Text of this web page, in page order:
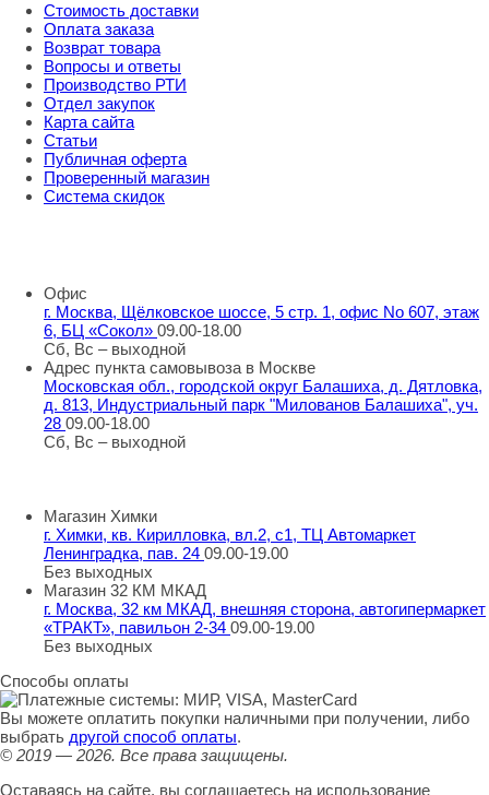
Стоимость доставки
Оплата заказа
Возврат товара
Вопросы и ответы
Производство РТИ
Отдел закупок
Карта сайта
Статьи
Публичная оферта
Проверенный магазин
Система скидок
Офис
г. Москва, Щёлковское шоссе, 5 стр. 1, офис No 607, этаж
6, БЦ «Сокол» 09.00-18.00
Сб, Вс – выходной
Адрес пункта самовывоза в Москве
Московская обл., городской округ Балашиха, д. Дятловка,
д. 813, Индустриальный парк "Милованов Балашиха", уч.
28 09.00-18.00
Сб, Вс – выходной
Магазин Химки
г. Химки, кв. Кирилловка, вл.2, с1, ТЦ Автомаркет
Ленинградка, пав. 24 09.00-19.00
Без выходных
Магазин 32 КМ МКАД
г. Москва, 32 км МКАД, внешняя сторона, автогипермаркет
«ТРАКТ», павильон 2-34 09.00-19.00
Без выходных
Способы оплаты
Вы можете оплатить покупки наличными при получении, либо
выбрать другой способ оплаты.
© 2019 — 2026. Все права защищены.
Оставаясь на сайте, вы соглашаетесь на использование